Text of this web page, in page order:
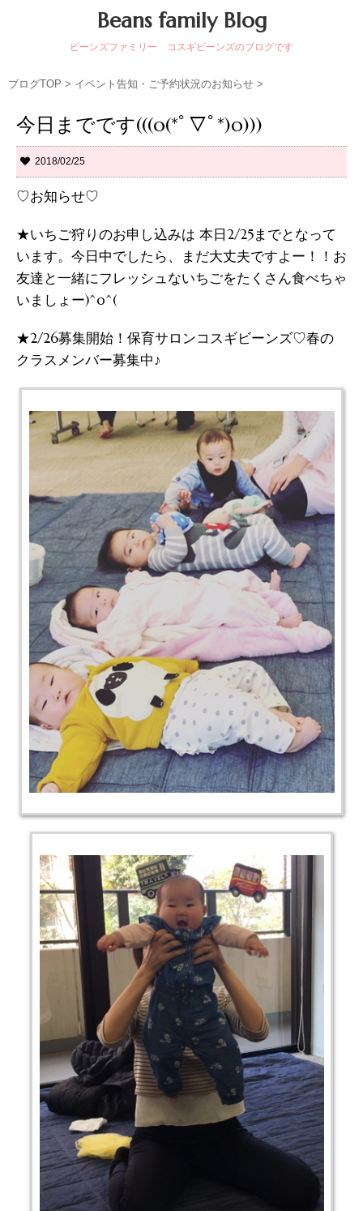
Beans family Blog
ビーンズファミリー コスギビーンズのブログです
ブログTOP > イベント告知・ご予約状況のお知らせ >
今日までです(((o(*ﾟ▽ﾟ*)o)))
2018/02/25
♡お知らせ♡
★いちご狩りのお申し込みは 本日2/25までとなって
います。今日中でしたら、まだ大丈夫ですよー！！お
友達と一緒にフレッシュないちごをたくさん食べちゃ
いましょー)^o^(
★2/26募集開始！保育サロンコスギビーンズ♡春の
クラスメンバー募集中♪